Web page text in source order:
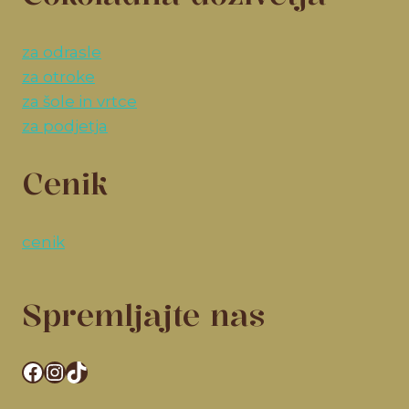
za odrasle
za otroke
za šole in vrtce
za podjetja
Cenik
cenik
Spremljajte nas
Facebook
Instagram
TikTok